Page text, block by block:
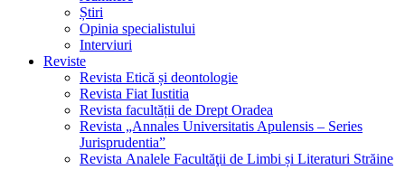
Știri
Opinia specialistului
Interviuri
Reviste
Revista Etică și deontologie
Revista Fiat Iustitia
Revista facultății de Drept Oradea
Revista „Annales Universitatis Apulensis – Series
Jurisprudentia”
Revista Analele Facultăţii de Limbi și Literaturi Străine